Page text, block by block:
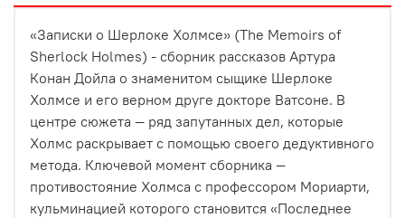
«Записки о Шерлоке Холмсе» (The Memoirs of
Sherlock Holmes) - сборник рассказов Артура
Конан Дойла о знаменитом сыщике Шерлоке
Холмсе и его верном друге докторе Ватсоне. В
центре сюжета — ряд запутанных дел, которые
Холмс раскрывает с помощью своего дедуктивного
метода. Ключевой момент сборника —
противостояние Холмса с профессором Мориарти,
кульминацией которого становится «Последнее